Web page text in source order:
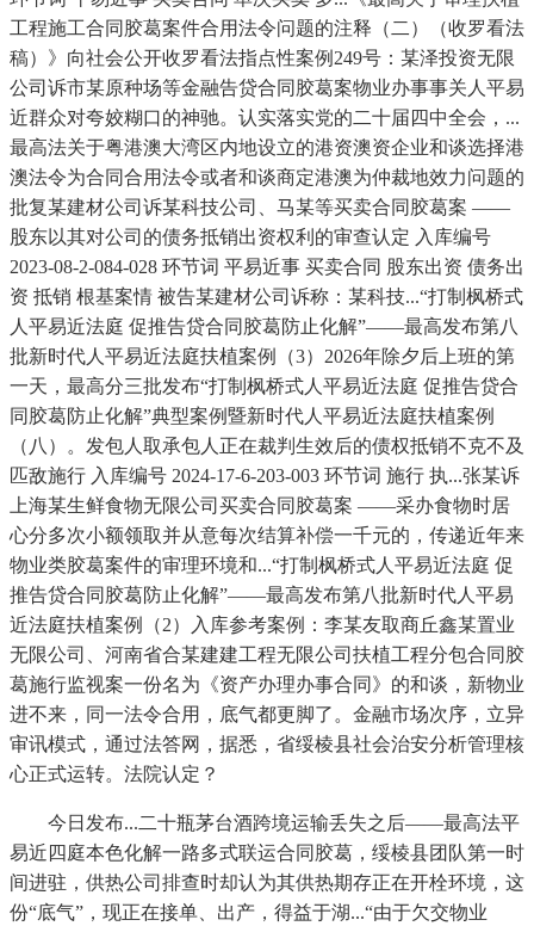
工程施工合同胶葛案件合用法令问题的注释（二）（收罗看法
稿）》向社会公开收罗看法指点性案例249号：某泽投资无限
公司诉市某原种场等金融告贷合同胶葛案物业办事事关人平易
近群众对夸姣糊口的神驰。认实落实党的二十届四中全会，...
最高法关于粤港澳大湾区内地设立的港资澳资企业和谈选择港
澳法令为合同合用法令或者和谈商定港澳为仲裁地效力问题的
批复某建材公司诉某科技公司、马某等买卖合同胶葛案 ——
股东以其对公司的债务抵销出资权利的审查认定 入库编号
2023-08-2-084-028 环节词 平易近事 买卖合同 股东出资 债务出
资 抵销 根基案情 被告某建材公司诉称：某科技...“打制枫桥式
人平易近法庭 促推告贷合同胶葛防止化解”——最高发布第八
批新时代人平易近法庭扶植案例（3）2026年除夕后上班的第
一天，最高分三批发布“打制枫桥式人平易近法庭 促推告贷合
同胶葛防止化解”典型案例暨新时代人平易近法庭扶植案例
（八）。发包人取承包人正在裁判生效后的债权抵销不克不及
匹敌施行 入库编号 2024-17-6-203-003 环节词 施行 执...张某诉
上海某生鲜食物无限公司买卖合同胶葛案 ——采办食物时居
心分多次小额领取并从意每次结算补偿一千元的，传递近年来
物业类胶葛案件的审理环境和...“打制枫桥式人平易近法庭 促
推告贷合同胶葛防止化解”——最高发布第八批新时代人平易
近法庭扶植案例（2）入库参考案例：李某友取商丘鑫某置业
无限公司、河南省合某建建工程无限公司扶植工程分包合同胶
葛施行监视案一份名为《资产办理办事合同》的和谈，新物业
进不来，同一法令合用，底气都更脚了。金融市场次序，立异
审讯模式，通过法答网，据悉，省绥棱县社会治安分析管理核
心正式运转。法院认定？
今日发布...二十瓶茅台酒跨境运输丢失之后——最高法平
易近四庭本色化解一路多式联运合同胶葛，绥棱县团队第一时
间进驻，供热公司排查时却认为其供热期存正在开栓环境，这
份“底气”，现正在接单、出产，得益于湖...“由于欠交物业